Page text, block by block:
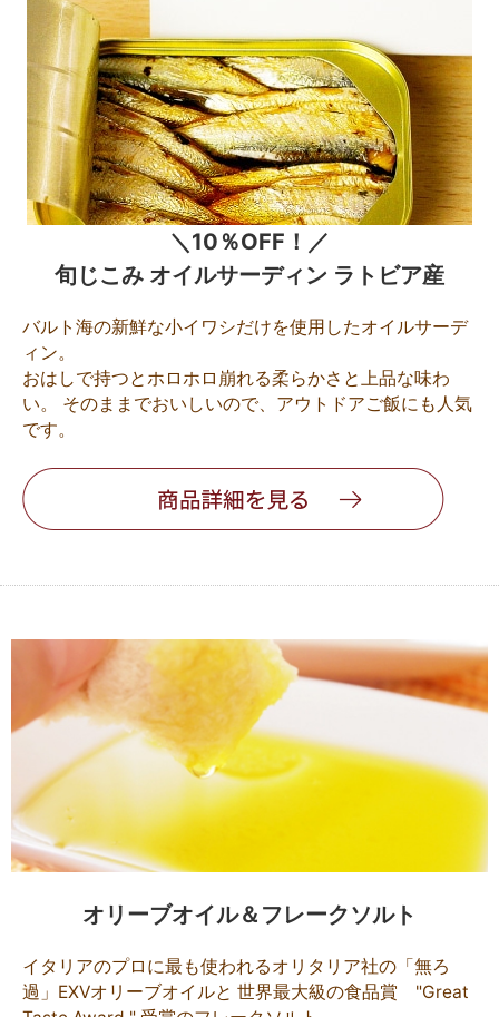
＼10％OFF！／
旬じこみ オイルサーディン ラトビア産
バルト海の新鮮な小イワシだけを使用したオイルサーデ
ィン。
おはしで持つとホロホロ崩れる柔らかさと上品な味わ
い。 そのままでおいしいので、アウトドアご飯にも人気
です。
オリーブオイル＆フレークソルト
イタリアのプロに最も使われるオリタリア社の「無ろ
過」EXVオリーブオイルと 世界最大級の食品賞 "Great